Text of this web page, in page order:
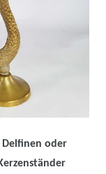
Delfinen oder